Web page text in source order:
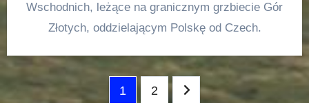
Wschodnich, leżące na granicznym grzbiecie Gór
Złotych, oddzielającym Polskę od Czech.
Stronicowanie
1 2